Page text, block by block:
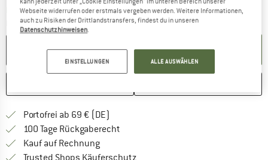
Lieferzeit: 2-4 WerktageDer Link öffnet sich in einer Infobox und
Menge:
IN DEN WARENKORB
Portofrei ab 69 € (DE)
100 Tage Rückgaberecht
Kauf auf RechnungFinde die Zahlungs-Infos hier! Öffnet
Webseite widerrufen oder erstmals vergeben werden. Weitere Informationen,
auch zu Risiken der Drittlandstransfers, findest du in unseren
Datenschutzhinweisen.
EINSTELLUNGEN ALLE AUSWÄHLEN